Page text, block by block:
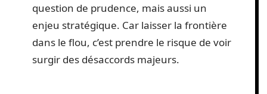
question de prudence, mais aussi un
enjeu stratégique. Car laisser la frontière
dans le flou, c’est prendre le risque de voir
surgir des désaccords majeurs.